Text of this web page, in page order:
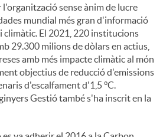
sense ànim de lucre
mundial més gran d'informació
climàtic. El 2021, 220 institucions
29.300 milions de dòlars en actius,
amb més impacte climàtic al món
objectius de reducció d'emissions
d'escalfament d'1,5 °C.
Gestió també s'ha inscrit en la